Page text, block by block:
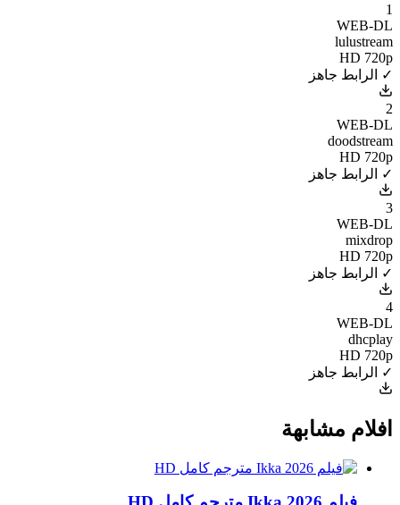
1
WEB-DL
lulustream
HD 720p
✓ الرابط جاهز
2
WEB-DL
doodstream
HD 720p
✓ الرابط جاهز
3
WEB-DL
mixdrop
HD 720p
✓ الرابط جاهز
4
WEB-DL
dhcplay
HD 720p
✓ الرابط جاهز
افلام مشابهة